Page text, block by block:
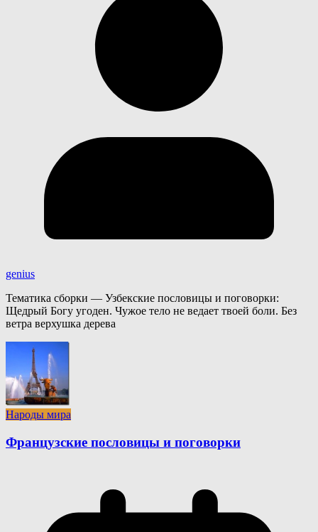
genius
Тематика сборки — Узбекские пословицы и поговорки:
Щедрый Богу угоден. Чужое тело не ведает твоей боли. Без
ветра верхушка дерева
Народы мира
Французские пословицы и поговорки